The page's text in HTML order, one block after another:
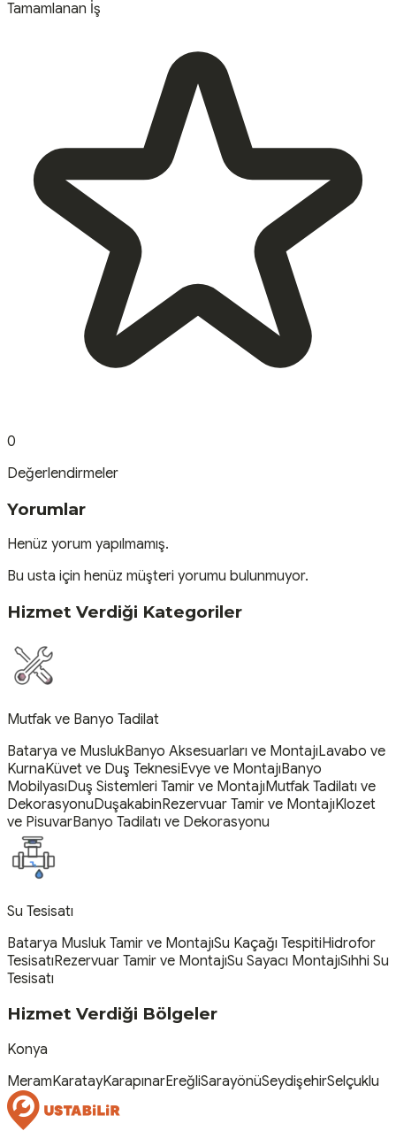
Tamamlanan İş
0
Değerlendirmeler
Yorumlar
Henüz yorum yapılmamış.
Bu usta için henüz müşteri yorumu bulunmuyor.
Hizmet Verdiği Kategoriler
Mutfak ve Banyo Tadilat
Batarya ve MuslukBanyo Aksesuarları ve MontajıLavabo ve
KurnaKüvet ve Duş TeknesiEvye ve MontajıBanyo
MobilyasıDuş Sistemleri Tamir ve MontajıMutfak Tadilatı ve
DekorasyonuDuşakabinRezervuar Tamir ve MontajıKlozet
ve PisuvarBanyo Tadilatı ve Dekorasyonu
Su Tesisatı
Batarya Musluk Tamir ve MontajıSu Kaçağı TespitiHidrofor
TesisatıRezervuar Tamir ve MontajıSu Sayacı MontajıSıhhi Su
Tesisatı
Hizmet Verdiği Bölgeler
Konya
MeramKaratayKarapınarEreğliSarayönüSeydişehirSelçuklu